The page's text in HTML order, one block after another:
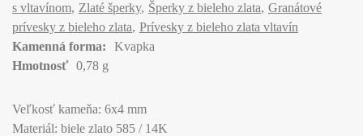
s vltavínom Zlaté šperky Šperky z bieleho zlata Granátové
prívesky z bieleho zlata Prívesky z bieleho zlata vltavín
Kamenná forma:
Kvapka
Hmotnosť 0,78 g
Veľkosť kameňa: 6x4 mm
Materiál: biele zlato 585 / 14K